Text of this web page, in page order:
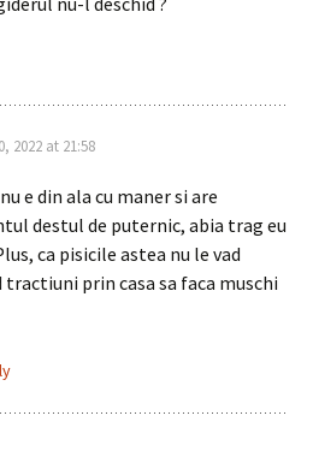
2022 at 21:58
e din ala cu maner si are
destul de puternic, abia trag eu
ca pisicile astea nu le vad
tractiuni prin casa sa faca muschi